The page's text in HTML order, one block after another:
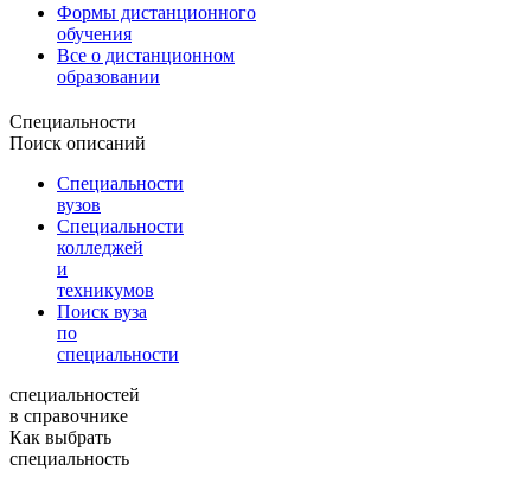
Формы дистанционного
обучения
Все о дистанционном
образовании
Специальности
Поиск описаний
Специальности
вузов
Специальности
колледжей
и
техникумов
Поиск вуза
по
специальности
специальностей
в справочнике
Как выбрать
специальность